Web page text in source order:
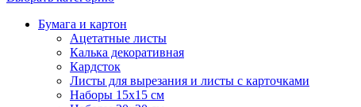
Бумага и картон
Ацетатные листы
Калька декоративная
Кардсток
Листы для вырезания и листы с карточками
Наборы 15х15 см